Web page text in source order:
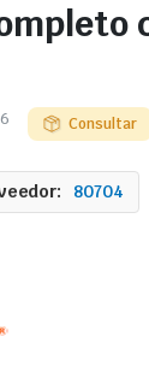
Consultar
80704